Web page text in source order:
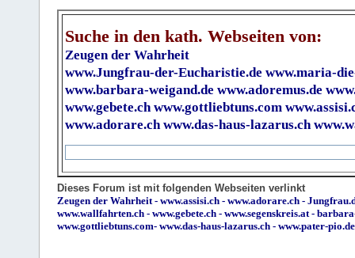
Suche in den kath. Webseiten von:
Zeugen der Wahrheit
www.Jungfrau-der-Eucharistie.de www.maria-
www.barbara-weigand.de www.adoremus.de
www.gebete.ch www.gottliebtuns.com
www.adorare.ch www.das-haus-lazarus.ch
Dieses Forum ist mit folgenden Webseiten verlinkt
Zeugen der Wahrheit- www.assisi.ch - www.adorare.ch -
www.wallfahrten.ch - www.gebete.ch - www.segenskreis.at-
www.gottliebtuns.com- www.das-haus-lazarus.ch - www.pater-pio.de